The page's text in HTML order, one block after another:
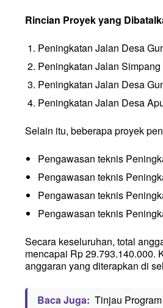
Rincian Proyek yang
Peningkatan Jalan Desa
Peningkatan Jalan
Peningkatan Jalan Desa
Peningkatan Jalan Desa
Selain itu, beberapa proyek
Pengawasan teknis
Pengawasan teknis
Pengawasan teknis
Pengawasan teknis
Secara keseluruhan, total
mencapai Rp 29.793.140.000.
anggaran yang diterapkan di
Baca Juga: Tinjau